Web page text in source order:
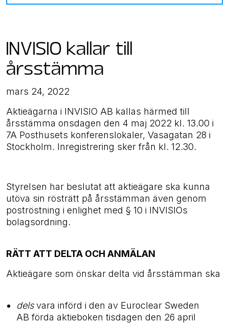
INVISIO kallar till
årsstämma
mars 24, 2022
Aktieägarna i INVISIO AB kallas härmed till
årsstämma onsdagen den 4 maj 2022 kl. 13.00 i
7A Posthusets konferenslokaler, Vasagatan 28 i
Stockholm. Inregistrering sker från kl. 12.30.
Styrelsen har beslutat att aktieägare ska kunna
utöva sin rösträtt på årsstämman även genom
poströstning i enlighet med § 10 i INVISIOs
bolagsordning.
RÄTT ATT DELTA OCH ANMÄLAN
Aktieägare som önskar delta vid årsstämman ska
delsvara införd i den av Euroclear Sweden
AB förda aktieboken tisdagen den 26 april